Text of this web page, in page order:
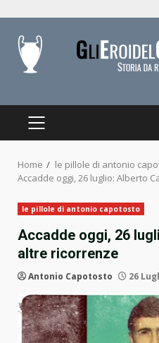
content
PRIMARY
Home
le pillole di antonio
Accadde oggi, 26 luglio: Alberto
le pillole di antonio capotosto
Accadde oggi, 26
altre ricorrenze
Antonio Capotosto 26